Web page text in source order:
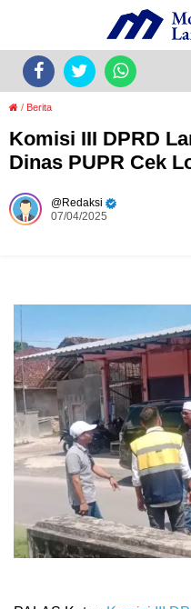
/ Berita
Komisi III DPRD
Dinas PUPR Cek
Redaksi
07/04/2025